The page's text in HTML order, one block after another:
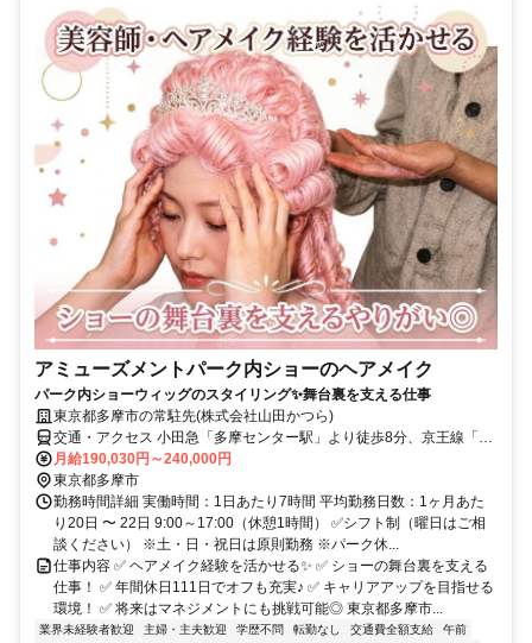
アミューズメントパーク内ショーのヘアメイク
パーク内ショーウィッグのスタイリング✨舞台裏を支える仕事
東京都多摩市の常駐先(株式会社山田かつら)
交通・アクセス 小田急「多摩センター駅」より徒歩8分、京王線「多
摩センター駅」より徒歩9分
月給190,030円～240,000円
東京都多摩市
勤務時間詳細 実働時間：1日あたり7時間 平均勤務日数：1ヶ月あた
り20日 〜 22日 9:00～17:00（休憩1時間） ✅シフト制（曜日はご相
談ください） ※土・日・祝日は原則勤務 ※パーク休...
仕事内容 ✅ ヘアメイク経験を活かせる✨ ✅ ショーの舞台裏を支える
仕事！ ✅ 年間休日111日でオフも充実♪ ✅ キャリアアップを目指せる
環境！ ✅ 将来はマネジメントにも挑戦可能◎ 東京都多摩市...
業界未経験者歓迎 主婦・主夫歓迎 学歴不問 転勤なし 交通費全額支給
午前